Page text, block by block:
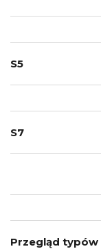
S5
S7
Przegląd typów